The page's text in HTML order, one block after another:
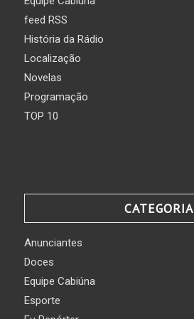
feed RSS
História da Rádio
Localização
Novelas
Programação
TOP 10
CATEGORIA
Anunciantes
Doces
Equipe Cabiúna
Esporte